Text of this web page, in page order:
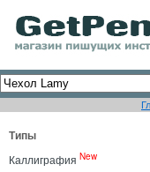
Типы
Каллиграфия New